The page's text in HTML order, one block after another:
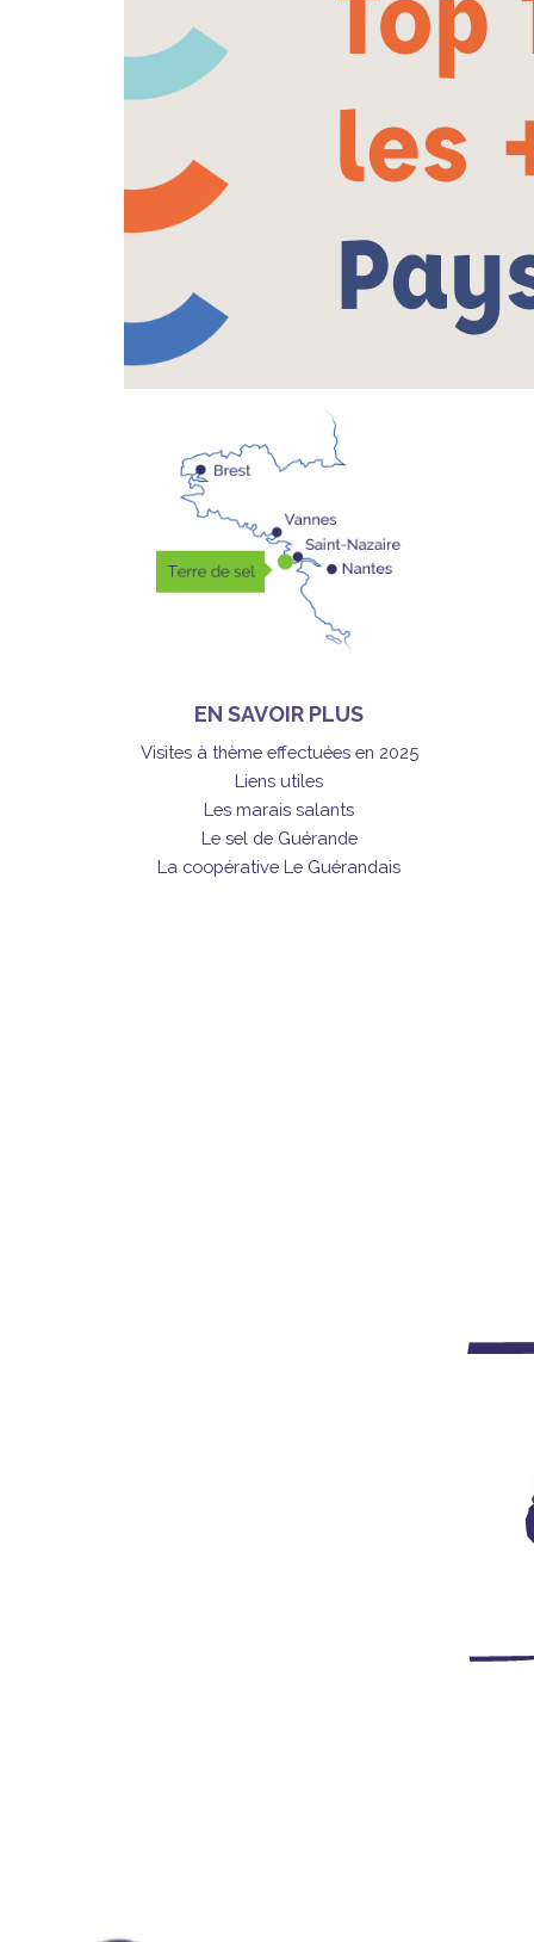
EN SAVOIR PLUS
Visites à thème effectuées en 2025
Liens utiles
Les marais salants
Le sel de Guérande
La coopérative Le Guérandais